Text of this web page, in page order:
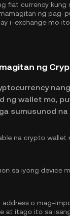
fiat currency
ng pag-
ay i-exchange mo
ng
ng wallet mo,
sumusunod
na crypto wallet
sa iyong device
o mag-
at itago ito sa